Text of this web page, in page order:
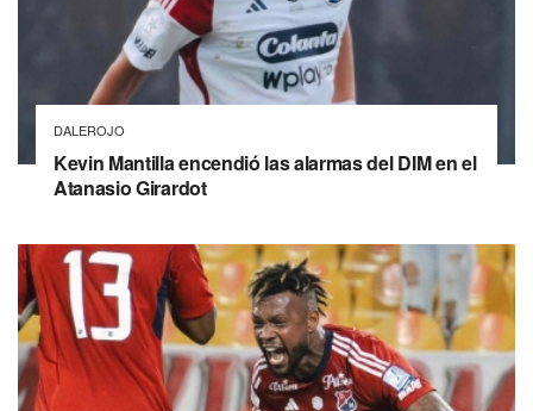
DALEROJO
Kevin Mantilla encendió las alarmas del DIM en el
Atanasio Girardot